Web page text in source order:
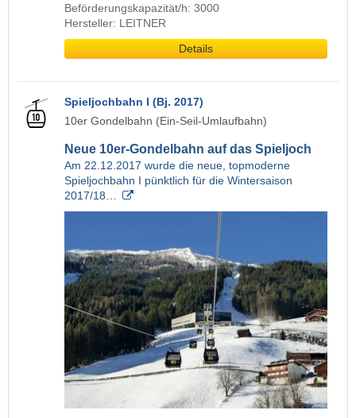
Beförderungskapazität/h: 3000
Hersteller: LEITNER
Details
Spieljochbahn I (Bj. 2017)
10er Gondelbahn (Ein-Seil-Umlaufbahn)
Neue 10er-Gondelbahn auf das Spieljoch
Am 22.12.2017 wurde die neue, topmoderne
Spieljochbahn I pünktlich für die Wintersaison
2017/18…